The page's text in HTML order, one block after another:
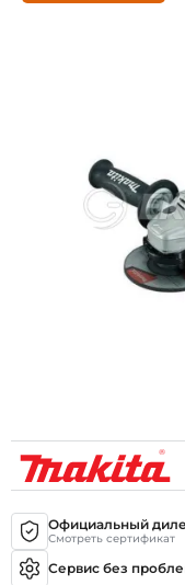
Официальный
Смотреть сертификат
Сервис без